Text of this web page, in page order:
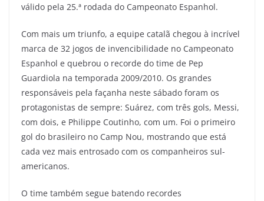
válido pela 25.ª rodada do Campeonato Espanhol.
Com mais um triunfo, a equipe catalã chegou à incrível
marca de 32 jogos de invencibilidade no Campeonato
Espanhol e quebrou o recorde do time de Pep
Guardiola na temporada 2009/2010. Os grandes
responsáveis pela façanha neste sábado foram os
protagonistas de sempre: Suárez, com três gols, Messi,
com dois, e Philippe Coutinho, com um. Foi o primeiro
gol do brasileiro no Camp Nou, mostrando que está
cada vez mais entrosado com os companheiros sul-
americanos.
O time também segue batendo recordes